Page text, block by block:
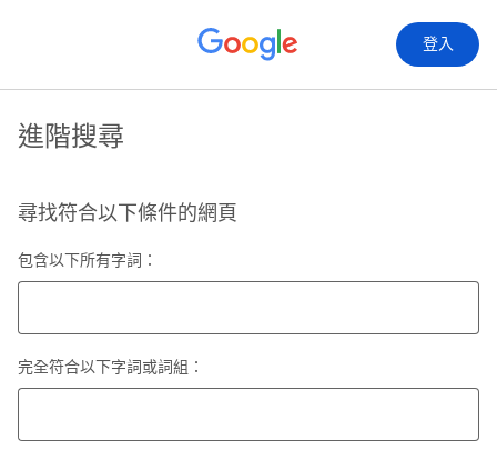
登入
進階搜尋
尋找符合以下條件的網頁
包含以下所有字詞：
完全符合以下字詞或詞組：